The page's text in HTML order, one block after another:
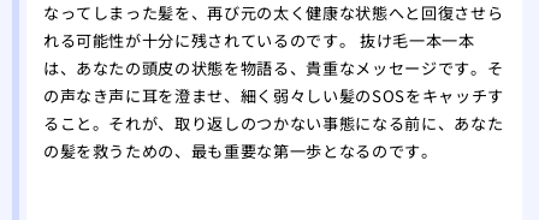
なってしまった髪を、再び元の太く健康な状態へと回復させら
れる可能性が十分に残されているのです。 抜け毛一本一本
は、あなたの頭皮の状態を物語る、貴重なメッセージです。そ
の声なき声に耳を澄ませ、細く弱々しい髪のSOSをキャッチす
ること。それが、取り返しのつかない事態になる前に、あなた
の髪を救うための、最も重要な第一歩となるのです。